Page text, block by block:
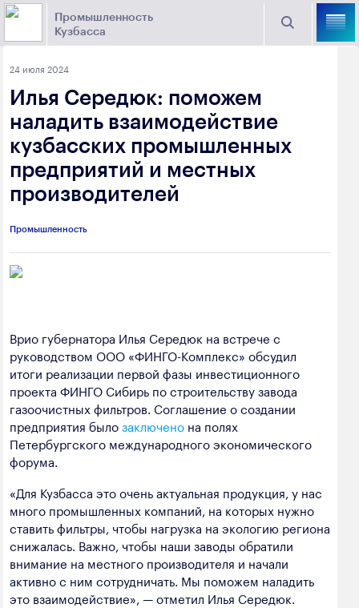
Промышленность
Кузбасса
Поиск
Торговая площадка Кузбасса
Выберите отрасль
Угольная промышленность
Горно-металлургическая промышленность
Химическая промышленность
Электроэнергетика
Добыча общераспространенных
полезных ископаемых
Лёгкая промышленность
Лесная промышленность
Пищевая промышленность
Предприятия
Новости
промышленности
650000, г. Кемерово, пр. Советский, 63
dprom@ako.ru
Создание сайта — Мэйк
24 июля 2024
Илья Середюк: поможем
наладить взаимодействие
кузбасских промышленных
предприятий и местных
производителей
Промышленность
Врио губернатора Илья Середюк на встрече с
руководством ООО «ФИНГО-Комплекс» обсудил
итоги реализации первой фазы инвестиционного
проекта ФИНГО Сибирь по строительству завода
газоочистных фильтров. Соглашение о создании
предприятия былозаключено на полях
Петербургского международного экономического
форума.
«Для Кузбасса это очень актуальная продукция, у нас
много промышленных компаний, на которых нужно
ставить фильтры, чтобы нагрузка на экологию региона
снижалась. Важно, чтобы наши заводы обратили
внимание на местного производителя и начали
активно с ним сотрудничать. Мы поможем наладить
это взаимодействие», — отметил Илья Середюк.